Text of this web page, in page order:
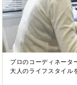
プロのコーディネータ
大人のライフスタイル